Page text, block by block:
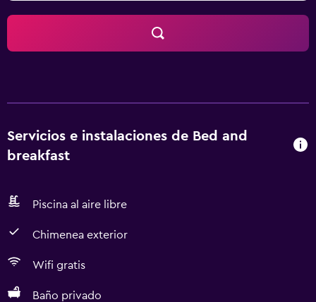
Servicios e instalaciones de Bed and
breakfast
Piscina al aire libre
Chimenea exterior
Wifi gratis
Baño privado